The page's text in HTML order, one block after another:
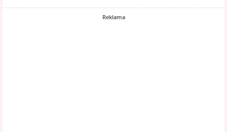
Reklama